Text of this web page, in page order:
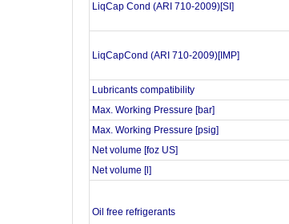
LiqCap Cond (ARI 710-2009)[SI]
LiqCapCond (ARI 710-2009)[IMP]
Lubricants compatibility
Max. Working Pressure [bar]
Max. Working Pressure [psig]
Net volume [foz US]
Net volume [l]
Oil free refrigerants